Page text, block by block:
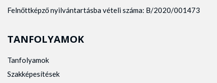
Felnőttképző nyilvántartásba vételi száma: B/2020/001473
TANFOLYAMOK
Tanfolyamok
Szakképesítések